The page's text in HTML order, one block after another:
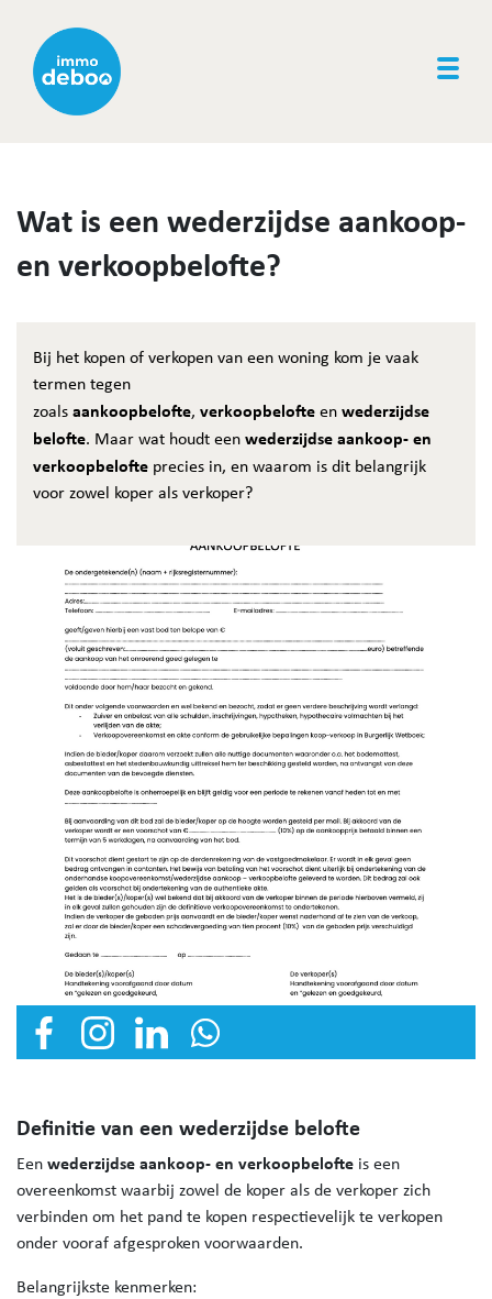
Wat is een wederzijdse aankoop-
en verkoopbelofte?
Bij het kopen of verkopen van een woning kom je vaak
termen tegen
zoalsaankoopbelofte, verkoopbelofteenwederzijdse
belofte. Maar wat houdt eenwederzijdse aankoop- en
verkoopbelofte precies in, en waarom is dit belangrijk
voor zowel koper als verkoper?
Definitie van een wederzijdse belofte
Eenwederzijdse aankoop- en verkoopbelofte is een
overeenkomst waarbij zowel de koper als de verkoper zich
verbinden om het pand te kopen respectievelijk te verkopen
onder vooraf afgesproken voorwaarden.
Belangrijkste kenmerken: